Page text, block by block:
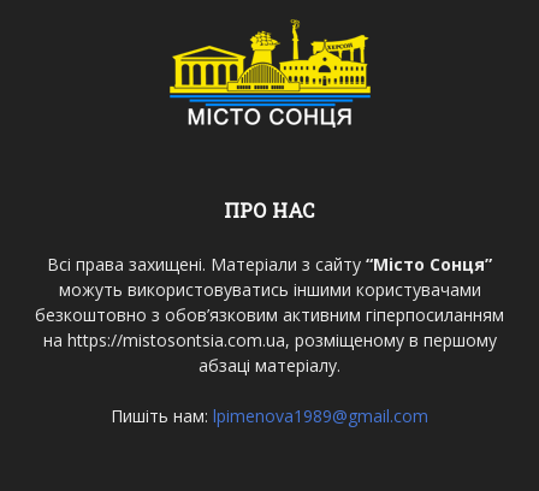
ПРО НАС
Всі права захищені. Матеріали з сайту “Місто Сонця”
можуть використовуватись іншими користувачами
безкоштовно з обов’язковим активним гіперпосиланням
на https://mistosontsia.com.ua, розміщеному в першому
абзаці матеріалу.
Пишіть нам: lpimenova1989@gmail.com